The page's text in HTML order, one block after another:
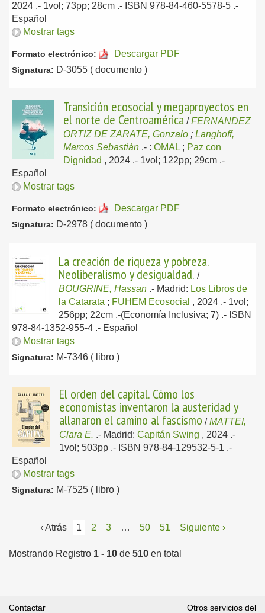
2024 .- 1vol; 73pp; 28cm .- ISBN 978-84-460-5578-5 .-
Español
Mostrar tags
Formato electrónico: Descargar PDF
Signatura: D-3055 ( documento )
Transición ecosocial y megaproyectos en
el norte de Centroamérica /FERNANDEZ
ORTIZ DE ZARATE, Gonzalo ; Langhoff,
Marcos Sebastián .- : OMAL ; Paz con
Dignidad , 2024 .- 1vol; 122pp; 29cm .-
Español
Mostrar tags
Formato electrónico: Descargar PDF
Signatura: D-2978 ( documento )
La creación de riqueza y pobreza.
Neoliberalismo y desigualdad. /
BOUGRINE, Hassan .- Madrid: Los Libros de
la Catarata ; FUHEM Ecosocial , 2024 .- 1vol;
256pp; 22cm .-(Economía Inclusiva; 7) .- ISBN
978-84-1352-955-4 .- Español
Mostrar tags
Signatura: M-7346 ( libro )
El orden del capital. Cómo los
economistas inventaron la austeridad y
allanaron el camino al fascismo /MATTEI,
Clara E. .- Madrid: Capitán Swing , 2024 .-
1vol; 503pp .- ISBN 978-84-129532-5-1 .-
Español
Mostrar tags
Signatura: M-7525 ( libro )
‹ Atrás 1 2 3 … 50 51 Siguiente ›
Mostrando Registro 1 - 10 de 510 en total
Contactar Otros servicios del